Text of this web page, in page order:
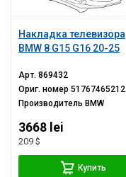
Накладка телевизора
BMW 8 G15 G16 20-25
Арт.869432
Ориг. номер51767465212
Производитель BMW
3668 lei
209 $
Купить